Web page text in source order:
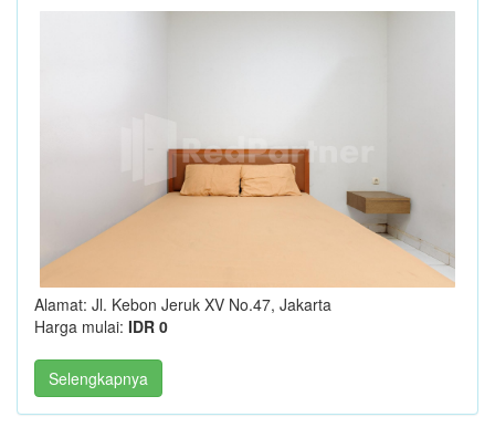
Alamat: Jl. Kebon Jeruk XV No.47, Jakarta
Harga mulai: IDR 0
Selengkapnya